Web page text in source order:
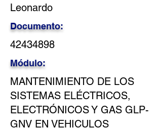
Leonardo
Documento:
42434898
Módulo:
MANTENIMIENTO DE LOS
SISTEMAS ELÉCTRICOS,
ELECTRÓNICOS Y GAS GLP-
GNV EN VEHICULOS